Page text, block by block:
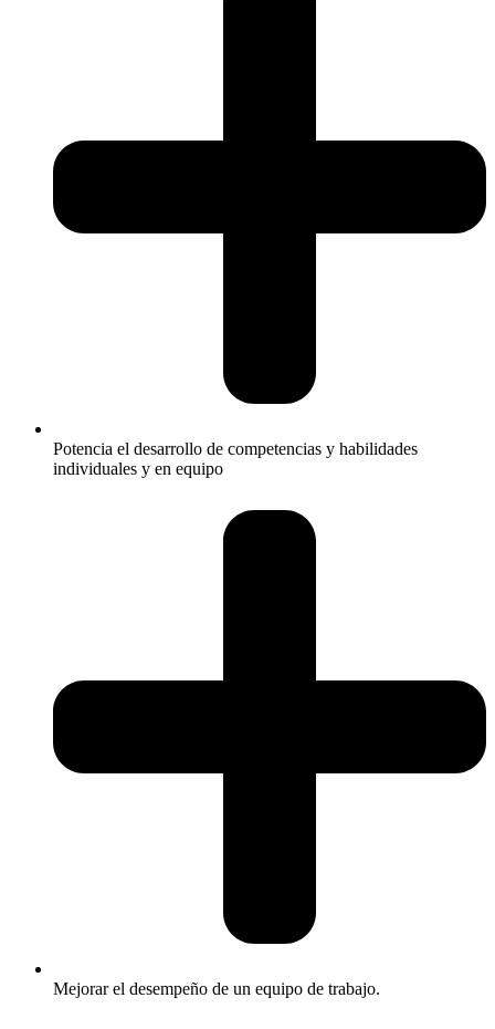
Potencia el desarrollo de competencias y habilidades
individuales y en equipo
Mejorar el desempeño de un equipo de trabajo.